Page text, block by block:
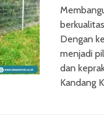
Dengan
menjadi
dan
Kandang